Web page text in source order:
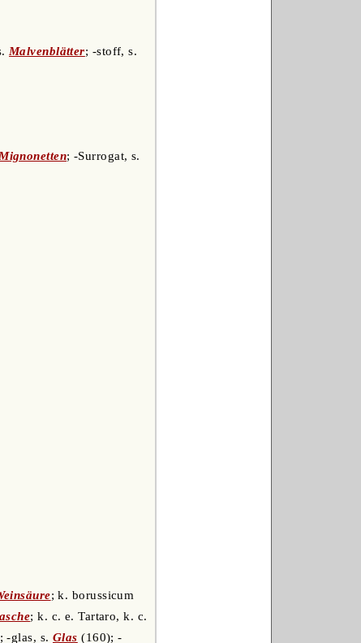
Malvenblätter; -stoff, s.
Mignonetten; -Surrogat, s.
; k. borussicum
; k. c. e. Tartaro, k. c.
; -glas, s. Glas (160); -